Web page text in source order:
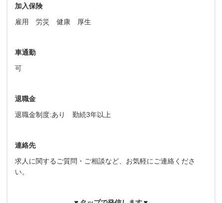
加入保険
雇用 労災 健康 厚生
車通勤
可
退職金
退職金制度:あり 勤続3年以上
連絡先
求人に関するご質問・ご相談など、お気軽にご連絡くださ
い。